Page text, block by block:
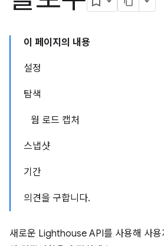
이 페이지의 내용
설정
탐색
웜 로드 캡처
스냅샷
기간
의견을 구합니다.
새로운 Lighthouse API를 사용해 사용